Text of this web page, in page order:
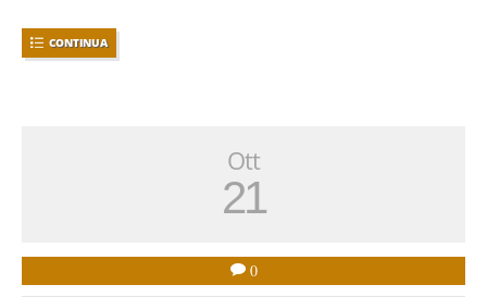
CONTINUA
Ott
21
0